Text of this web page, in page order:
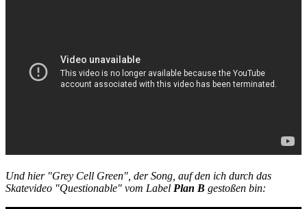
Und hier "Grey Cell Green", der Song, auf den ich durch das
Skatevideo "Questionable" vom Label Plan B gestoßen bin: